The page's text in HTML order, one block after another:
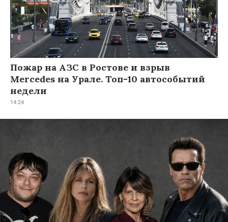
Пожар на АЗС в Ростове и взрыв
Mercedes на Урале. Топ-10 автособытий
недели
14:24